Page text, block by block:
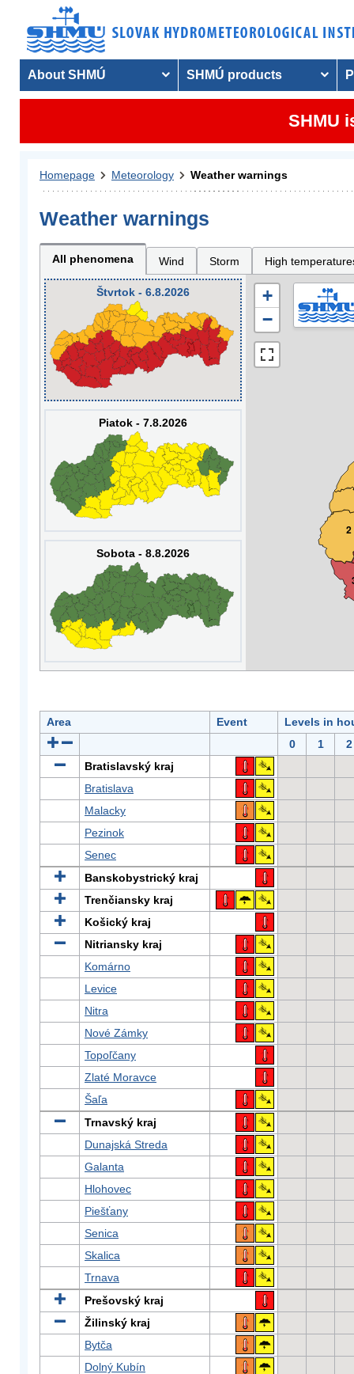
About SHMÚ SHMÚ products
SHMU
Homepage Meteorology Weather warnings
Weather warnings
All phenomena Wind Storm High
Štvrtok - 6.8.2026
Piatok - 7.8.2026
Sobota - 8.8.2026
2
+
−
Area Event
Levels in
0
1
2
Bratislavský kraj
Bratislava
Malacky
Pezinok
Senec
Banskobystrický kraj
Trenčiansky kraj
Košický kraj
Nitriansky kraj
Komárno
Levice
Nitra
Nové Zámky
Topoľčany
Zlaté Moravce
Šaľa
Trnavský kraj
Dunajská Streda
Galanta
Hlohovec
Piešťany
Senica
Skalica
Trnava
Prešovský kraj
Žilinský kraj
Bytča
Dolný Kubín